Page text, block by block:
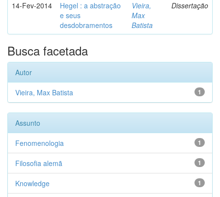
14-Fev-2014
Hegel : a abstração
e seus
desdobramentos
Vieira,
Max
Batista
Dissertação
Busca facetada
Autor
1
Vieira, Max Batista
Assunto
1
Fenomenologia
1
Filosofia alemã
1
Knowledge